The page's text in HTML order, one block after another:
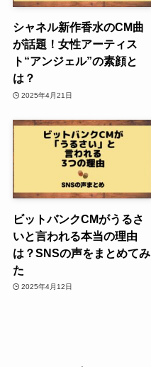
シャネル新作香水のCM曲
が話題！女性アーティス
ト“アンジェル”の素顔と
は？
2025年4月21日
ビットバンクCMがうるさ
いと言われる本当の理由
は？SNSの声をまとめてみ
た
2025年4月12日